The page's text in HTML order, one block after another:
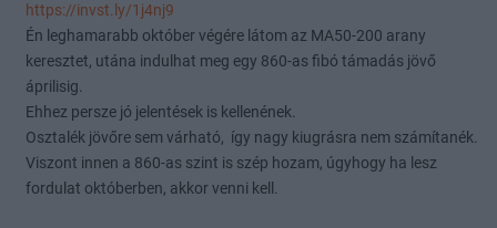
https://invst.ly/1j4nj9
Én leghamarabb október végére látom az MA50-200 arany
keresztet, utána indulhat meg egy 860-as fibó támadás jövő
áprilisig.
Ehhez persze jó jelentések is kellenének.
Osztalék jövőre sem várható, így nagy kiugrásra nem számítanék.
Viszont innen a 860-as szint is szép hozam, úgyhogy ha lesz
fordulat októberben, akkor venni kell.